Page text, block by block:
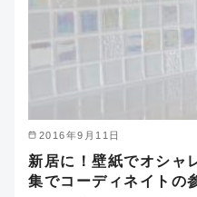
2016年9月11日
新居に！壁紙でオシャ
集でコーディネイトの